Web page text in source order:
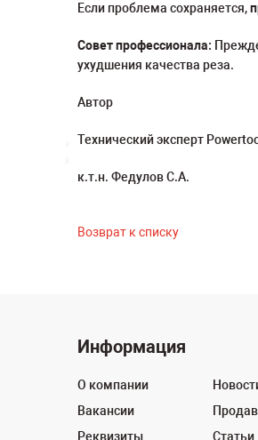
Если проблема сохраняется,
Совет профессионала:
ухудшения качества реза.
Автор
Технический эксперт
к.т.н. Федулов С.А.
Возврат к списку
Информация
О компании
Вакансии
Реквизиты
Статьи